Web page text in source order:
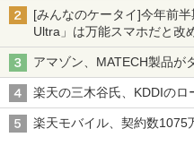
[みんなのケータイ]今年前
Ultra」は万能スマホだと改
アマゾン、MATECH製品
楽天の三木谷氏、KDDIのロ
楽天モバイル、契約数